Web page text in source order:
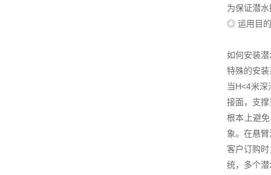
为保证潜
◎ 运用目
如何安装
特殊的安
当H<4米
接面，支
根本上避
象。在悬
客户订购
统，多个